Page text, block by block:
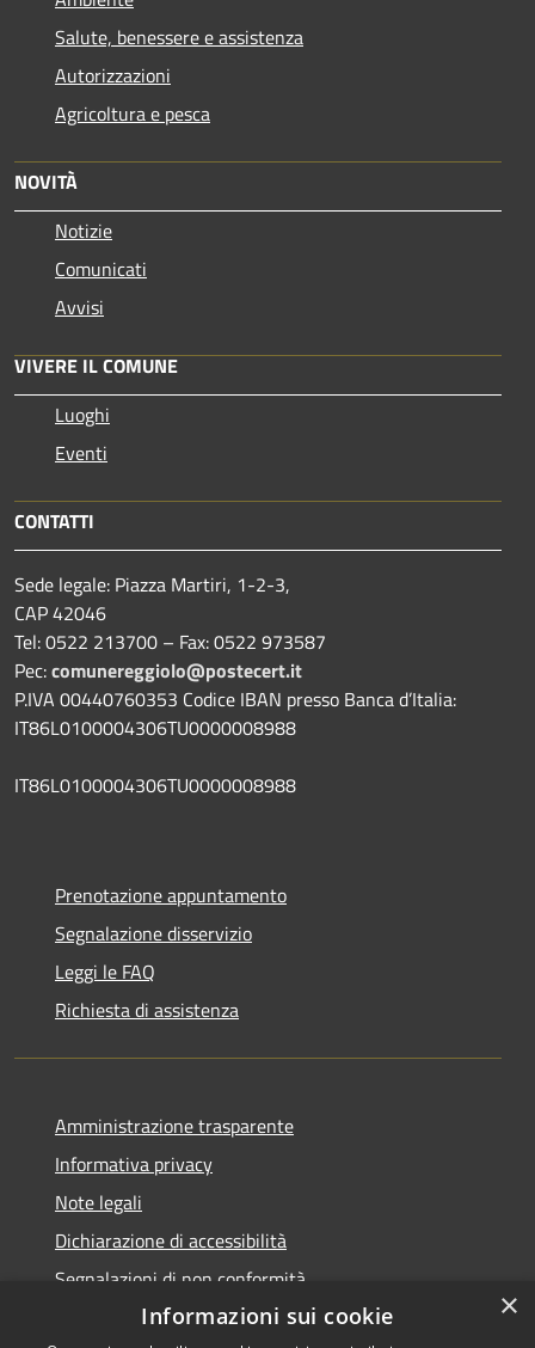
Salute, benessere e assistenza
Autorizzazioni
Agricoltura e pesca
NOVITÀ
Notizie
Comunicati
Avvisi
VIVERE IL COMUNE
Luoghi
Eventi
CONTATTI
Sede legale: Piazza Martiri, 1-2-3,
CAP 42046
Tel: 0522 213700 – Fax: 0522 973587
Pec:comunereggiolo@postecert.it
P.IVA 00440760353 Codice IBAN presso Banca d’Italia:
IT86L0100004306TU0000008988
IT86L0100004306TU0000008988
Prenotazione appuntamento
Segnalazione disservizio
Leggi le FAQ
Richiesta di assistenza
Amministrazione trasparente
Informativa privacy
Note legali
Dichiarazione di accessibilità
Segnalazioni di non conformità
×
Informazioni sui cookie